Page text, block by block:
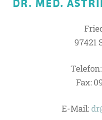
DR. MED.
97421
Fax:
E-Mail: